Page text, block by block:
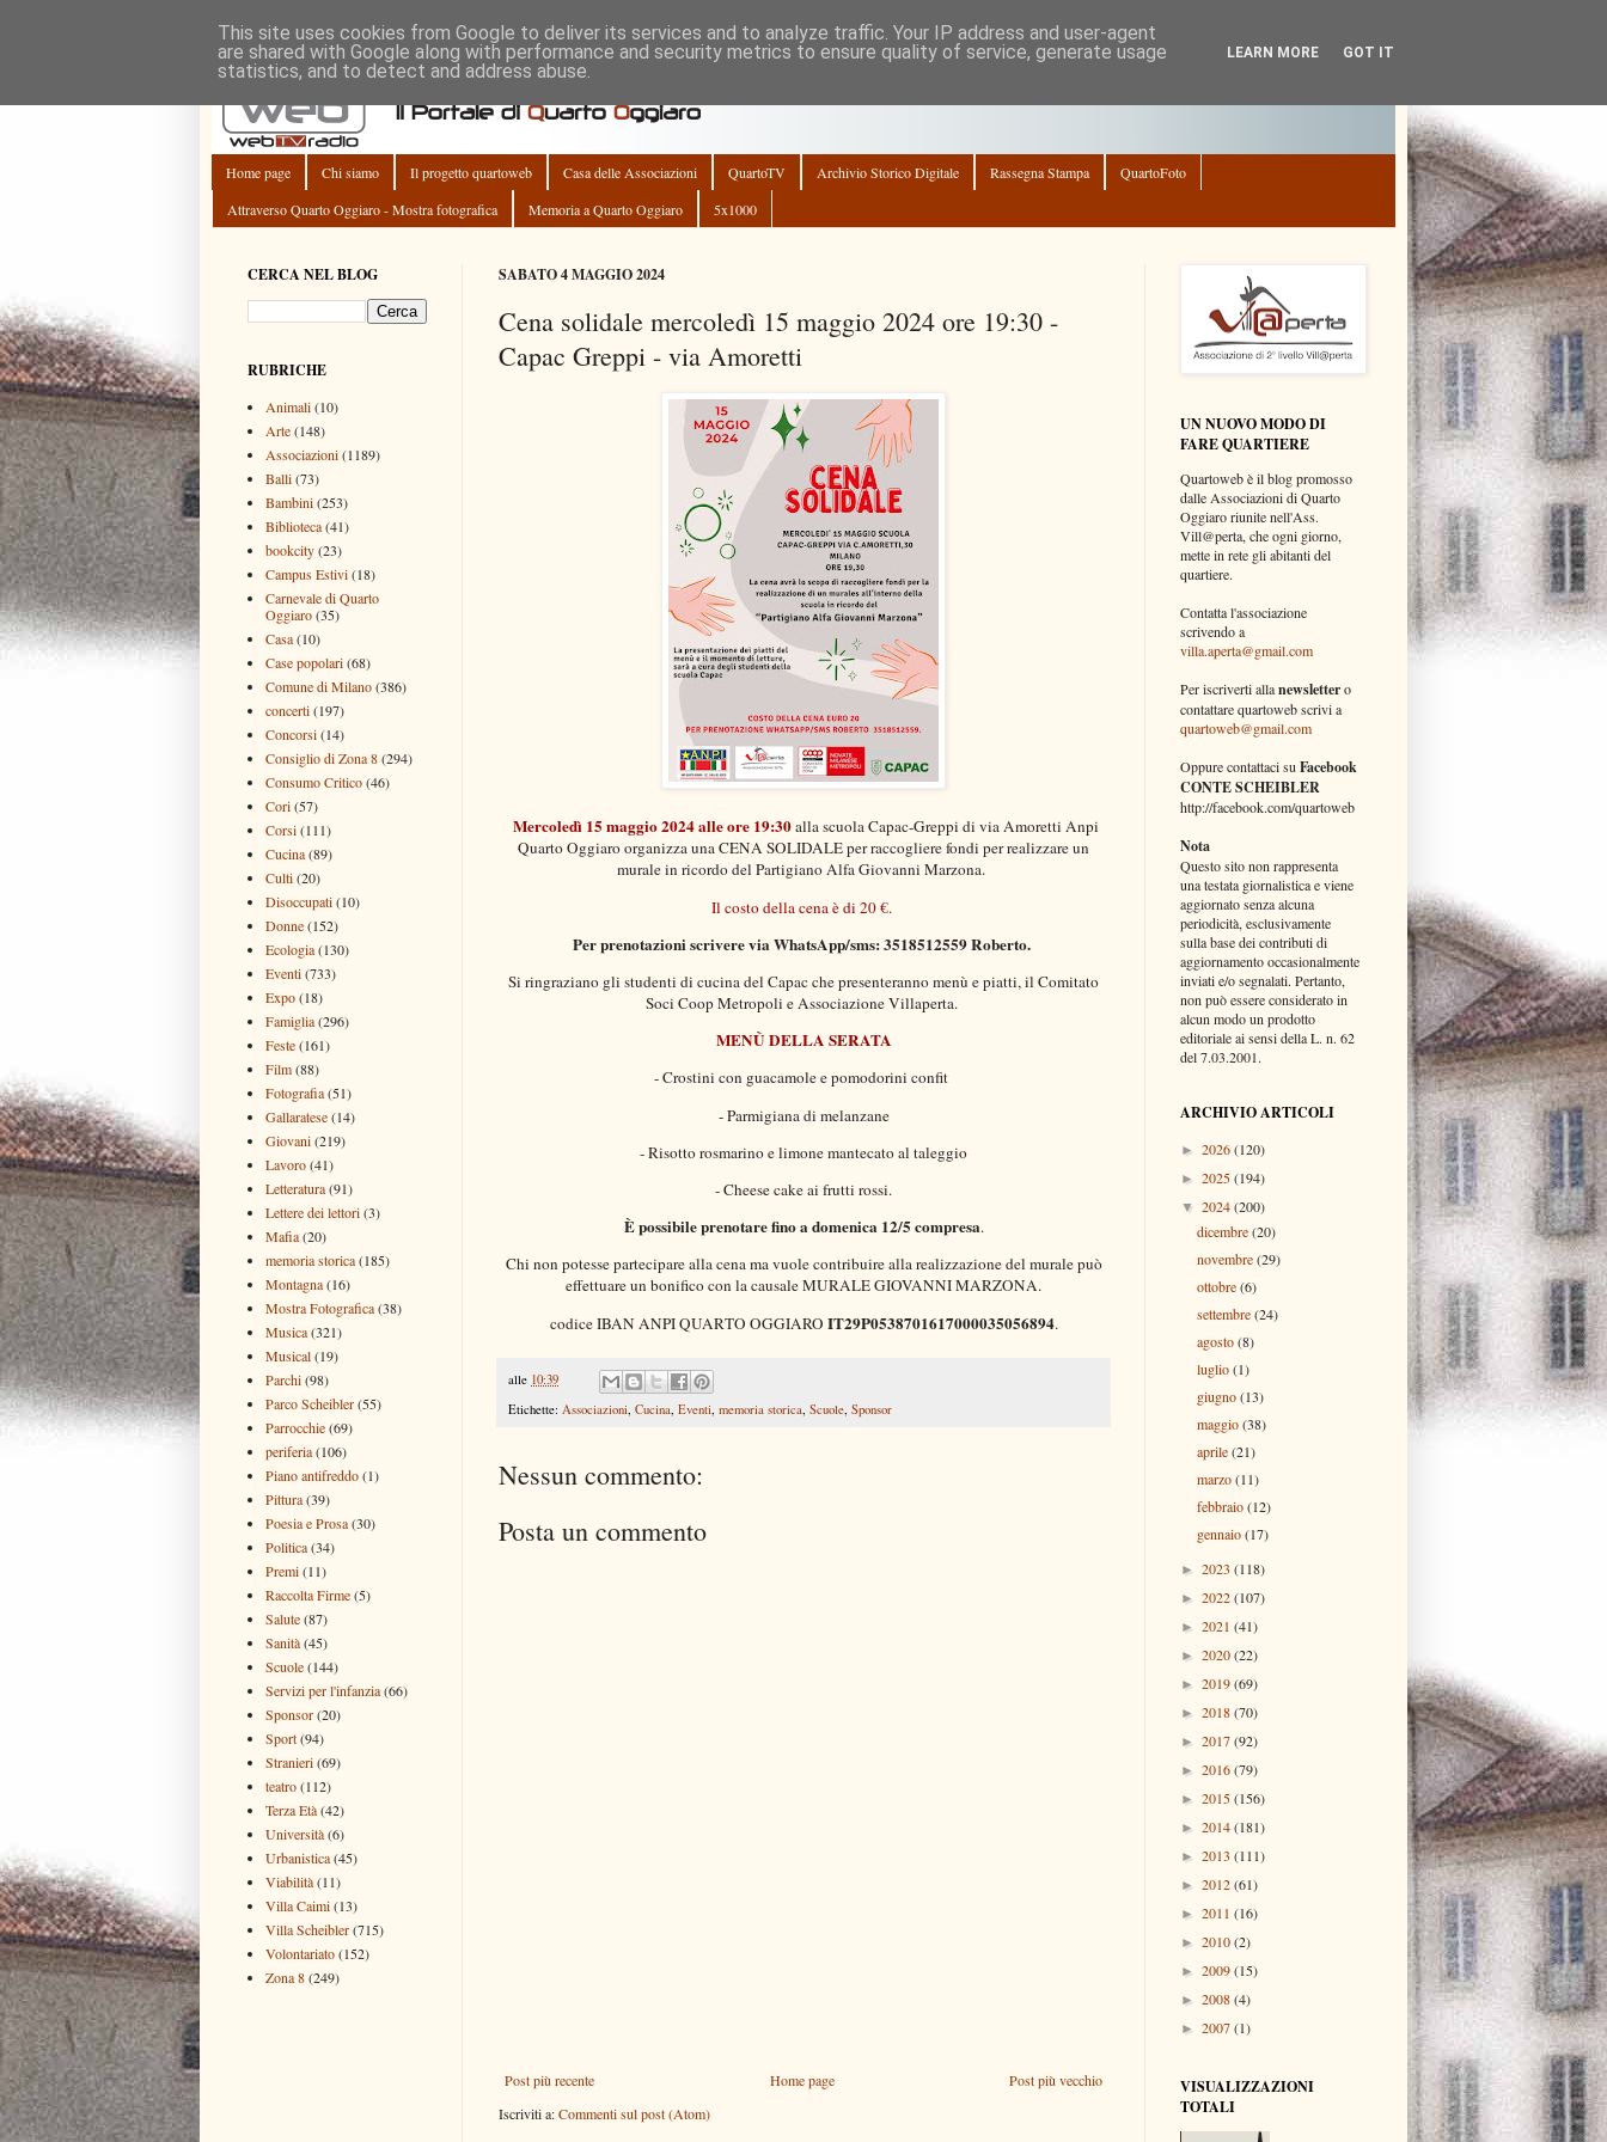
Home page Chi siamo Il progetto quartoweb Casa delle Associazioni QuartoTV Archivio Storico Digitale Rassegna Stampa
QuartoFoto
Attraverso Quarto Oggiaro - Mostra fotografica
Memoria a Quarto Oggiaro 5x1000
SABATO 4 MAGGIO 2024
Cena solidale mercoledì 15 maggio 2024 ore 19:30 -
Capac Greppi - via Amoretti
Mercoledì 15 maggio 2024 alle ore 19:30alla scuola Capac-Greppi di via Amoretti Anpi
Quarto Oggiaro organizza una CENA SOLIDALE per raccogliere fondi per realizzare un
murale in ricordo del Partigiano Alfa Giovanni Marzona.
Il costo della cena è di 20 €.
Per prenotazioni scrivere via WhatsApp/sms: 3518512559 Roberto.
Si ringraziano gli studenti di cucina del Capac che presenteranno menù e piatti, il Comitato
Soci Coop Metropoli e Associazione Villaperta.
MENÙ DELLA SERATA
- Crostini con guacamole e pomodorini confit
- ⁠Parmigiana di melanzane
- ⁠Risotto rosmarino e limone mantecato al taleggio
- ⁠Cheese cake ai frutti rossi.
È possibile prenotare fino a domenica 12/5 compresa.
Chi non potesse partecipare alla cena ma vuole contribuire alla realizzazione del murale può
effettuare un bonifico con la causale MURALE GIOVANNI MARZONA.
codice IBAN ANPI QUARTO OGGIARO IT29P0538701617000035056894.
alle 10:39
Etichette: Associazioni, Cucina, Eventi, memoria storica, Scuole, Sponsor
Nessun commento:
Posta un commento
Post più recente Post più vecchio
Home page
Iscriviti a:Commenti sul post (Atom)
CERCA NEL BLOG
RUBRICHE
Animali(10)
Arte(148)
Associazioni(1189)
Balli(73)
Bambini(253)
Biblioteca(41)
bookcity(23)
Campus Estivi(18)
Carnevale di Quarto
Oggiaro(35)
Casa(10)
Case popolari(68)
Comune di Milano(386)
concerti(197)
Concorsi(14)
Consiglio di Zona 8(294)
Consumo Critico(46)
Cori(57)
Corsi(111)
Cucina(89)
Culti(20)
Disoccupati(10)
Donne(152)
Ecologia(130)
Eventi(733)
Expo(18)
Famiglia(296)
Feste(161)
Film(88)
Fotografia(51)
Gallaratese(14)
Giovani(219)
Lavoro(41)
Letteratura(91)
Lettere dei lettori(3)
Mafia(20)
memoria storica(185)
Montagna(16)
Mostra Fotografica(38)
Musica(321)
Musical(19)
Parchi(98)
Parco Scheibler(55)
Parrocchie(69)
periferia(106)
Piano antifreddo(1)
Pittura(39)
Poesia e Prosa(30)
Politica(34)
Premi(11)
Raccolta Firme(5)
Salute(87)
Sanità(45)
Scuole(144)
Servizi per l'infanzia(66)
Sponsor(20)
Sport(94)
Stranieri(69)
teatro(112)
Terza Età(42)
Università(6)
Urbanistica(45)
Viabilità(11)
Villa Caimi(13)
Villa Scheibler(715)
Volontariato(152)
Zona 8(249)
UN NUOVO MODO DI
FARE QUARTIERE
Quartoweb è il blog promosso
dalle Associazioni di Quarto
Oggiaro riunite nell'Ass.
Vill@perta, che ogni giorno,
mette in rete gli abitanti del
quartiere.
Contatta l'associazione
scrivendo a
villa.aperta@gmail.com
Per iscriverti allanewslettero
contattare quartoweb scrivi a
quartoweb@gmail.com
Oppure contattaci su Facebook
CONTE SCHEIBLER
http://facebook.com/quartoweb
Nota
Questo sito non rappresenta
una testata giornalistica e viene
aggiornato senza alcuna
periodicità, esclusivamente
sulla base dei contributi di
aggiornamento occasionalmente
inviati e/o segnalati. Pertanto,
non può essere considerato in
alcun modo un prodotto
editoriale ai sensi della L. n. 62
del 7.03.2001.
ARCHIVIO ARTICOLI
► 2026(120)
► 2025(194)
▼ 2024(200)
dicembre(20)
novembre(29)
ottobre(6)
settembre(24)
agosto(8)
luglio(1)
giugno(13)
maggio(38)
aprile(21)
marzo(11)
febbraio(12)
gennaio(17)
► 2023 (118)
► 2022(107)
► 2021 (41)
► 2020(22)
► 2019(69)
► 2018(70)
► 2017(92)
► 2016(79)
► 2015(156)
► 2014(181)
► 2013 (111)
► 2012(61)
► 2011 (16)
► 2010(2)
► 2009(15)
► 2008(4)
► 2007(1)
VISUALIZZAZIONI
TOTALI
This site uses cookies from Google to deliver its services and to analyze traffic. Your IP address and user-agent
are shared with Google along with performance and security metrics to ensure quality of service, generate usage
statistics, and to detect and address abuse.
LEARN MORE GOT IT